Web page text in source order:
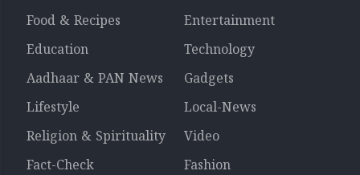
Food & Recipes
Entertainment
Education
Technology
Aadhaar & PAN News
Gadgets
Lifestyle
Local-News
Religion & Spirituality
Video
Fact-Check
Fashion